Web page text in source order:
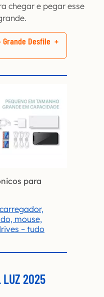
chegar e pegar esse
Desfile
para
mouse,
– tudo
LUZ 2025